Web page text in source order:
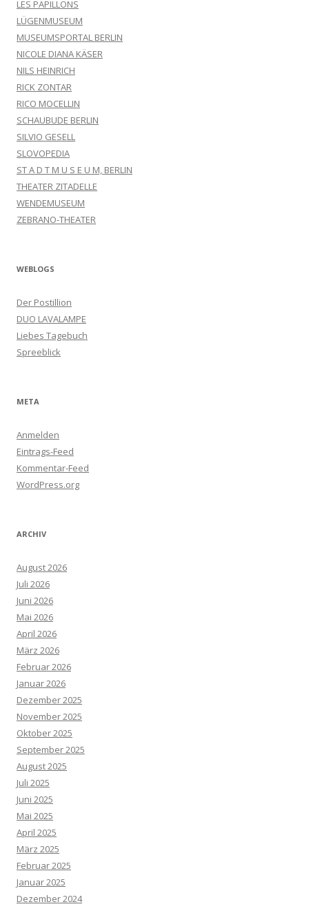
LES PAPILLONS
LÜGENMUSEUM
MUSEUMSPORTAL BERLIN
NICOLE DIANA KÄSER
NILS HEINRICH
RICK ZONTAR
RICO MOCELLIN
SCHAUBUDE BERLIN
SILVIO GESELL
SLOVOPEDIA
ST A D T M U S E U M, BERLIN
THEATER ZITADELLE
WENDEMUSEUM
ZEBRANO-THEATER
WEBLOGS
Der Postillion
DUO LAVALAMPE
Liebes Tagebuch
Spreeblick
META
Anmelden
Eintrags-Feed
Kommentar-Feed
WordPress.org
ARCHIV
August 2026
Juli 2026
Juni 2026
Mai 2026
April 2026
März 2026
Februar 2026
Januar 2026
Dezember 2025
November 2025
Oktober 2025
September 2025
August 2025
Juli 2025
Juni 2025
Mai 2025
April 2025
März 2025
Februar 2025
Januar 2025
Dezember 2024